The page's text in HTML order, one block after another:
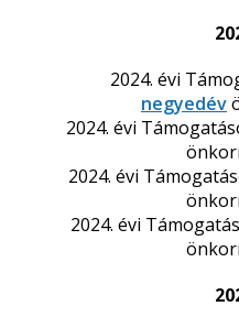
2024. évi
negyedév
2024. évi
2024. évi
2024. évi